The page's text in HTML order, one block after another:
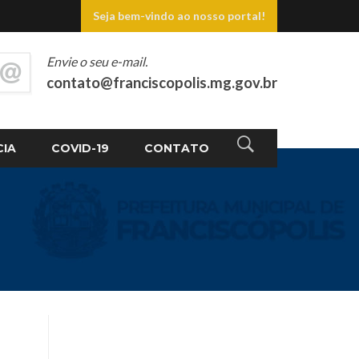
Seja bem-vindo ao nosso portal!
COVID-19 CONTATO
Envie o seu e-mail.
contato@franciscopolis.mg.gov.br